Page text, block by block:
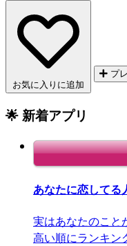
お気に入りに追加
プ
🌟 新着アプリ
あなたに恋してる
実はあなたのこと
高い順にランキン